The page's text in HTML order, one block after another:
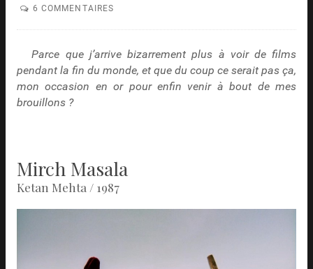
6 COMMENTAIRES
Parce que j’arrive bizarrement plus à voir de films
pendant la fin du monde, et que du coup ce serait pas ça,
mon occasion en or pour enfin venir à bout de mes
brouillons ?
Mirch Masala
Ketan Mehta / 1987